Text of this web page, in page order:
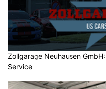
Zollgarage Neuhausen
Service